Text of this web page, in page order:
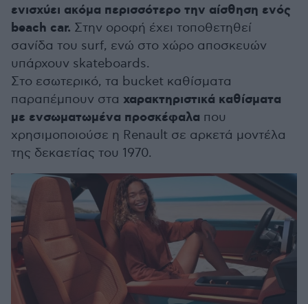
ενισχύει ακόμα περισσότερο την αίσθηση ενός
beach car. Στην οροφή έχει τοποθετηθεί
σανίδα του surf, ενώ στο χώρο αποσκευών
υπάρχουν skateboards.
Στο εσωτερικό, τα bucket καθίσματα
παραπέμπουν στα χαρακτηριστικά καθίσματα
με ενσωματωμένα προσκέφαλα που
χρησιμοποιούσε η Renault σε αρκετά μοντέλα
της δεκαετίας του 1970.